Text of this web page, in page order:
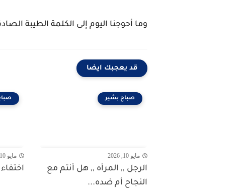
وما أحوجنا اليوم إلى الكلمة الطيبة
قد يعجبك ايضا
صباح بشير
مايو 10, 2026
الرجل ,, المرأه ,, هل أنتم مع
النجاح أم ضده...
مايو 10, 2026